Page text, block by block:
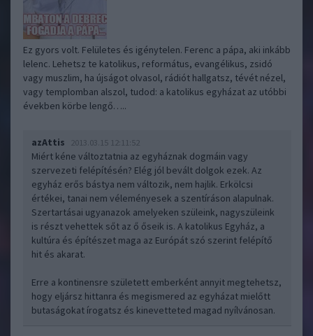
Ez gyors volt. Felületes és igénytelen. Ferenc a pápa, aki inkább
lelenc. Lehetsz te katolikus, református, evangélikus, zsidó
vagy muszlim, ha újságot olvasol, rádiót hallgatsz, tévét nézel,
vagy templomban alszol, tudod: a katolikus egyházat az utóbbi
években körbe lengő…..
azAttis 2013.03.15 12:11:52
Miért kéne változtatnia az egyháznak dogmáin vagy
szervezeti felépítésén? Elég jól bevált dolgok ezek. Az
egyház erős bástya nem változik, nem hajlik. Erkölcsi
értékei, tanai nem véleményesek a szentíráson alapulnak.
Szertartásai ugyanazok amelyeken szüleink, nagyszüleink
is részt vehettek sőt az ő őseik is. A katolikus Egyház, a
kultúra és építészet maga az Európát szó szerint felépítő
hit és akarat.
Erre a kontinensre született emberként annyit megtehetsz,
hogy eljársz hittanra és megismered az egyházat mielőtt
butaságokat írogatsz és kinevetteted magad nyílvánosan.